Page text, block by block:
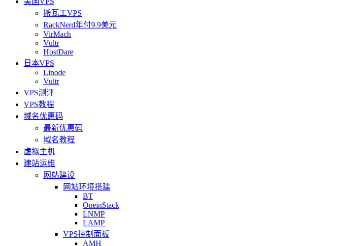
搬瓦工VPS
RackNerd年付9.9美元
VirMach
Vultr
HostDare
日本VPS
Linode
Vultr
VPS测评
VPS教程
域名优惠码
最新优惠码
域名教程
虚拟主机
建站运维
网站建设
网站环境搭建
BT
OneinStack
LNMP
LAMP
VPS控制面板
AMH